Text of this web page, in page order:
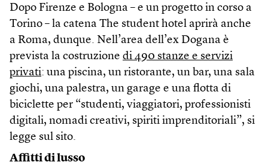
Dopo Firenze e Bologna – e un progetto in corso a
Torino – la catena The student hotel aprirà anche
a Roma, dunque. Nell’area dell’ex Dogana è
prevista la costruzione di 490 stanze e servizi
privati: una piscina, un ristorante, un bar, una sala
giochi, una palestra, un garage e una flotta di
biciclette per “studenti, viaggiatori, professionisti
digitali, nomadi creativi, spiriti imprenditoriali”, si
legge sul sito.
Affitti di lusso